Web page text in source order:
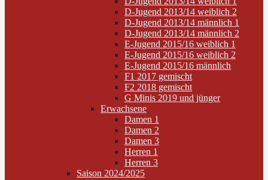
D-Jugend 2013/14 weiblich 2
D-Jugend 2013/14 männlich 1
D-Jugend 2013/14 männlich 2
E-Jugend 2015/16 weiblich 1
E-Jugend 2015/16 weiblich 2
E-Jugend 2015/16 männlich
F1 2017 gemischt
F2 2018 gemischt
G Minis 2019 und jünger
Erwachsene
Damen 1
Damen 2
Damen 3
Herren 1
Herren 3
Saison 2024/2025